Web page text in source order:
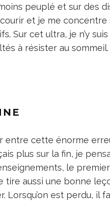
peuplé et sur des
et je me concentre
Sur cet ultra, je n’y suis
à résister au
entre cette énorme
plus sur la fin, je
le
tire aussi une bonne
Lorsqu’on est perdu, il